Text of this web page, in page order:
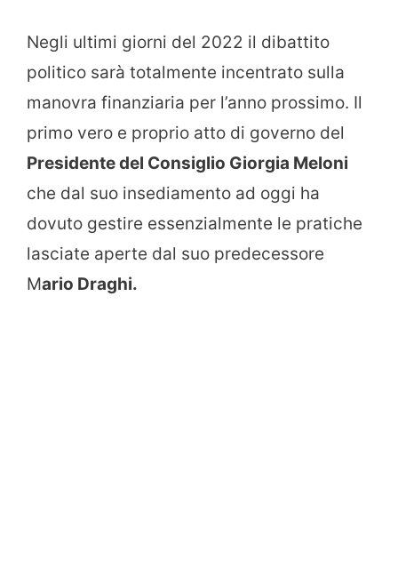
Negli ultimi giorni del 2022 il dibattito
politico sarà totalmente incentrato sulla
manovra finanziaria per l’anno prossimo. Il
primo vero e proprio atto di governo del
Presidente del Consiglio Giorgia Meloni
che dal suo insediamento ad oggi ha
dovuto gestire essenzialmente le pratiche
lasciate aperte dal suo predecessore
Mario Draghi.